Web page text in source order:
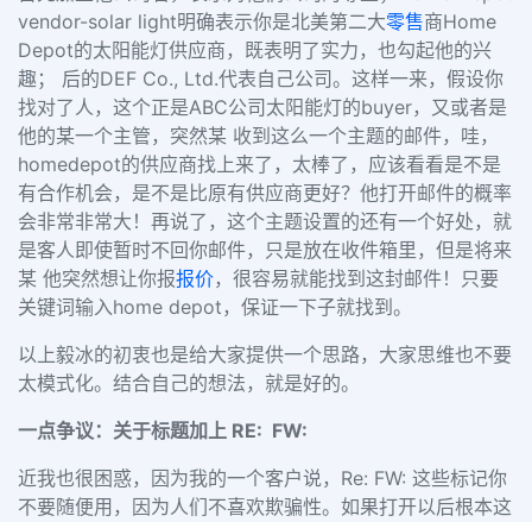
vendor-solar light明确表示你是北美第二大零售商Home
Depot的太阳能灯供应商，既表明了实力，也勾起他的兴
趣； 后的DEF Co., Ltd.代表自己公司。这样一来，假设你
找对了人，这个正是ABC公司太阳能灯的buyer，又或者是
他的某一个主管，突然某 收到这么一个主题的邮件，哇，
homedepot的供应商找上来了，太棒了，应该看看是不是
有合作机会，是不是比原有供应商更好？他打开邮件的概率
会非常非常大！再说了，这个主题设置的还有一个好处，就
是客人即使暂时不回你邮件，只是放在收件箱里，但是将来
某 他突然想让你报报价，很容易就能找到这封邮件！只要
关键词输入home depot，保证一下子就找到。
以上毅冰的初衷也是给大家提供一个思路，大家思维也不要
太模式化。结合自己的想法，就是好的。
一点争议：关于标题加上 RE: FW:
近我也很困惑，因为我的一个客户说，Re: FW: 这些标记你
不要随便用，因为人们不喜欢欺骗性。如果打开以后根本这